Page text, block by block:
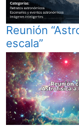
Reunión
escala”